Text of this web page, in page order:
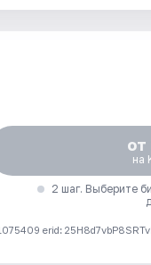
от
на
2 шаг. Выберите
erid: